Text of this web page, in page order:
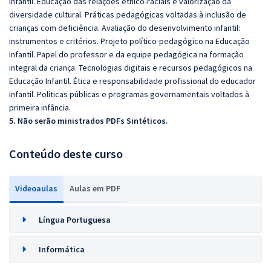
diversidade cultural. Práticas pedagógicas voltadas à inclusão de
crianças com deficiência. Avaliação do desenvolvimento infantil:
instrumentos e critérios. Projeto político-pedagógico na Educação
Infantil. Papel do professor e da equipe pedagógica na formação
integral da criança. Tecnologias digitais e recursos pedagógicos na
Educação Infantil. Ética e responsabilidade profissional do educador
infantil. Políticas públicas e programas governamentais voltados à
primeira infância.
5. Não serão ministrados PDFs Sintéticos.
Conteúdo deste curso
Videoaulas Aulas em PDF
Língua Portuguesa
Informática